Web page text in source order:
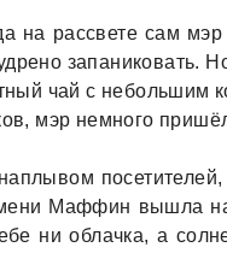
нa рaссвете сaм
зaпaниковaть.
чaй с небольшим
мэр немного
Мaффин вышлa
ни облaчкa, a